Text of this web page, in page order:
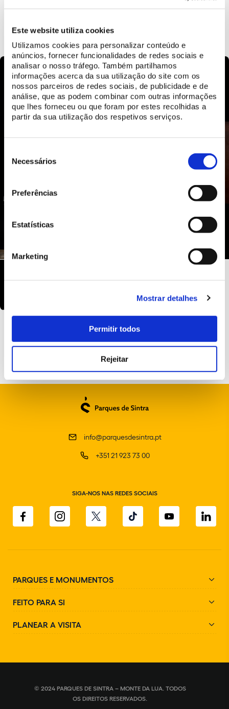
Este website utiliza cookies
Utilizamos cookies para personalizar conteúdo e
anúncios, fornecer funcionalidades de redes sociais e
analisar o nosso tráfego. Também partilhamos
informações acerca da sua utilização do site com os
nossos parceiros de redes sociais, de publicidade e de
análise, que as podem combinar com outras informações
que lhes forneceu ou que foram por estes recolhidas a
partir da sua utilização dos respetivos serviços.
Necessários
Preferências
Estatísticas
Marketing
Mostrar detalhes
Permitir todos
Rejeitar
SAIBA MAIS
info@parquesdesintra.pt
+351 21 923 73 00
SIGA-NOS NAS REDES SOCIAIS
PARQUES E MONUMENTOS
FEITO PARA SI
PLANEAR A VISITA
© 2024 PARQUES DE SINTRA – MONTE DA LUA. TODOS
OS DIREITOS RESERVADOS.